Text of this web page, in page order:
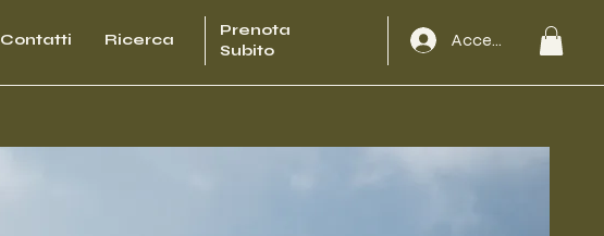
Contatti Ricerca
Prenota
Subito
Accedi